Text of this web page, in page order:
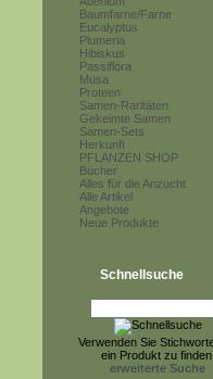
Baumfarne/Farne
Eucalyptus
Plumeria
Hibiskus
Passiflora
Musa
Proteen
Samen-Raritäten
Gekeimte Samen
Samen-Sets
Herkunft
PFLANZEN SHOP
Bücher
Alles für die Anzucht
Alle Artikel
Angebote
Neue Produkte
Schnellsuche
Verwenden Sie
ein Produkt zu finden.
erweiterte Suche